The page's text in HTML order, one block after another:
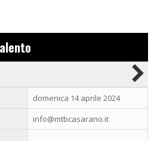
domenica 14 aprile 2024
info@mtbcasarano.it